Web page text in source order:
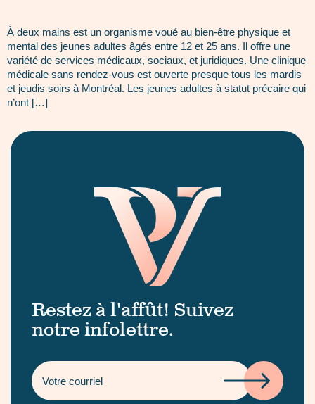
À deux mains est un organisme voué au bien-être physique et
mental des jeunes adultes âgés entre 12 et 25 ans. Il offre une
variété de services médicaux, sociaux, et juridiques. Une clinique
médicale sans rendez-vous est ouverte presque tous les mardis
et jeudis soirs à Montréal. Les jeunes adultes à statut précaire qui
n’ont […]
Restez à l'affût! Suivez
notre infolettre.